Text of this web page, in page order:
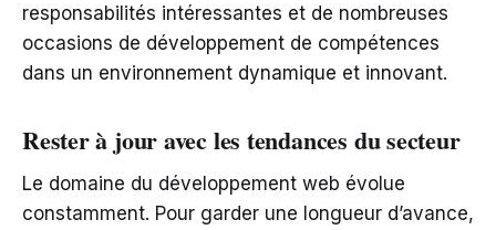
responsabilités intéressantes et de nombreuses
occasions de développement de compétences
dans un environnement dynamique et innovant.
Rester à jour avec les tendances du secteur
Le domaine du développement web évolue
constamment. Pour garder une longueur d’avance,